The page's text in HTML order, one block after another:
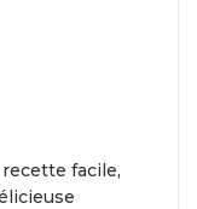
facile,